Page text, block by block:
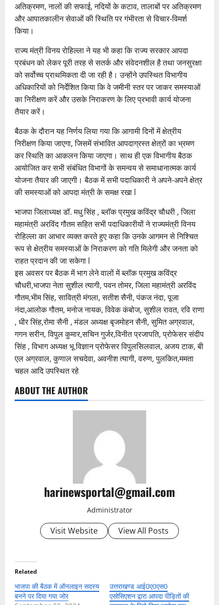
अतिक्रमण, नालों की सफाई, नदियों के कटाव, तालाबों पर अतिक्रमण
और आपातकालीन सेवाओं की स्थिति पर गंभीरता से विचार-विमर्श
किया।
राज्य मंत्री विनय रोहिल्ला ने यह भी कहा कि राज्य सरकार आपदा
प्रबंधन को लेकर पूरी तरह से सतर्क और संवेदनशील है तथा जनसुरक्षा
को सर्वोच्च प्राथमिकता दी जा रही है। उन्होंने उपस्थित विभागीय
अधिकारियों को निर्देशित किया कि वे जमीनी स्तर पर जाकर समस्याओं
का निरीक्षण करें और उसके निराकरण के लिए प्रभावी कार्य योजना
तैयार करें।
बैठक के दौरान यह निर्णय लिया गया कि आगामी दिनों में क्षेत्रीय
निरीक्षण किया जाएगा, जिसमें संभावित आपदाग्रस्त क्षेत्रों का भ्रमण
कर स्थिति का आकलन किया जाएगा। साथ ही एक विभागीय बैठक
आयोजित कर सभी संबंधित विभागों के समन्वय से समाधानात्मक कार्य
योजना तैयार की जाएगी। बैठक में सभी पदाधिकारी ने अपने-अपने क्षेत्र
की समस्याओं को आपदा मंत्री के समक्ष रखा l
भाजपा जिलाध्यक्ष डॉ. मधु सिंह , ब्लॉक प्रमुख कविंद्र चौधरी , जिला
महामंत्री अरविंद गौतम सहित सभी पदाधिकारीयों ने राज्यमंत्री विनय
रोहिल्ला का आभार व्यक्त करते हुए कहा कि उनके आगमन से निश्चित
रूप से क्षेत्रीय समस्याओं के निराकरण को गति मिलेगी और जनता को
राहत प्रदान की जा सकेगा l
इस अवसर पर बैठक में भाग लेने वालों में ब्लॉक प्रमुख कविंद्र
चौधरी,भाजपा नेता सुशील त्यागी, पवन तोमर, जिला महामंत्री अरविंद
गौतम,भीम सिंह, सावित्री मंगला, सतीश सैनी, पंकज नंदा, पूजा
नंदा,आलोक गौतम, मनोज नायक, विवेक कंबोज, सुशील रावत, रवि राणा
, धीर सिंह,रोमा सैनी , मंडल अध्यक्ष बृजमोहन सैनी, सुमित अग्रवाल,
गगन सरीन, विपुल कुमार,सचिन गुर्जर,विनीत प्रजापति, प्रोफेसर संदीप
सिंह , विभाग अध्यक्ष भू विज्ञान प्रोफेसर विपुलसिलवाल, अजय टाक, बी
एल अग्रवाल, कुणाल सचदेवा, अवनीश त्यागी, वरुण, पुलकित,ममता
चहल आदि उपस्थित रहे
ABOUT THE AUTHOR
harinewsportal@gmail.com
Administrator
Visit Website View All Posts
Related
भाजपा की बैठक में ऑनलाइन सदस्य
बनने पर दिया गया जोर
उत्तराखण्ड आई0ए0एस0
एसोसिएशन द्वारा आपदा पीड़ितों की